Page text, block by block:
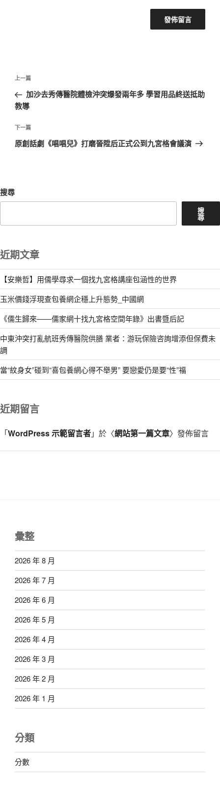
文
導
覽
上
一
篇
章
上一篇
加沙去秀傳醫院體檢沖突爆發兩年多 學習用品終送抵助
教導
下
一
下一篇
原創話劇《唱唱兒》打磨晉陞后正式公到九宮格會議演
搜尋
搜
尋
近期文章
【安樂哲】用儒學尋求一個找九宮格講座包涵性的世界
玉米價錢浮現查包養網企穩上升態勢_中國網
《儒生歸來——儒家網十找九宮格空間年錄》出書暨后記
中東沖突打亂航班秀傳醫院供膳 業者：游玩保險咨詢增添但保費未
調
當“紋身女”碰到“喜包養網心得不舉男” 要戀愛仍是要“性”福
近期留言
「WordPress 示範留言者」於〈網站第一篇文章〉發佈留言
彙整
2026 年 8 月
2026 年 7 月
2026 年 6 月
2026 年 5 月
2026 年 4 月
2026 年 3 月
2026 年 2 月
2026 年 1 月
分類
分數